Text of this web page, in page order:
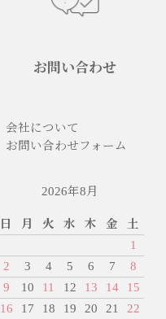
お問い合わせ
会社について
お問い合わせフォーム
2026年8月
日 月 火 水 木 金
土
1
2
3 4 5 6 7
8
9
10 11 12 13 14
15
16
17 18 19 20 21 22